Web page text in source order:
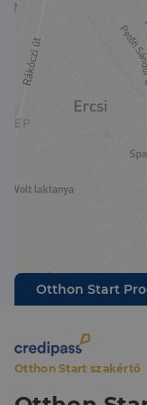
- Az ingatlan
UDVAR ÉS KER T:
- Összesen 598
elsősorban
- A házhoz
de a mögötte
értékesítésre,
- Autó beállási
másik utcáról
- Az első telken
- A hátsó, 287
Érdeklődés
Otthon Start
Otthon Start szakértő